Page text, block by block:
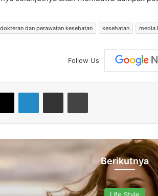
dan perawatan kesehatan kesehatan media
Follow Us
Berikutnya